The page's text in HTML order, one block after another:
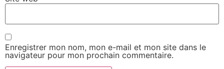
Enregistrer mon nom, mon e-mail et mon site dans le
navigateur pour mon prochain commentaire.